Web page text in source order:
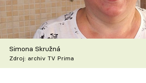
TV Program
Škola vaření
Recepty z TV
Simona Skružná
Zdroj: archiv TV Prima